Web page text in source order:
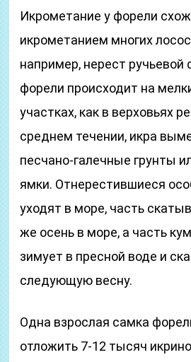
Икрометание у форели
икрометанием многих
например, нерест ручьевой
форели происходит на
участках, как в верховьях
среднем течении, икра
песчано-галечные грунты
ямки. Отнерестившиеся
уходят в море, часть
же осень в море, а часть
зимует в пресной воде и
следующую весну.
Одна взрослая самка
отложить 7-12 тысяч